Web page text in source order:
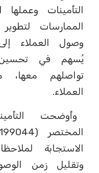
التأمينات
الممارسات
وصول العملاء
يُسهم في تحسين
تواصلهم
العملاء.
وأوضحت
الاستجابة
وتقليل زمن